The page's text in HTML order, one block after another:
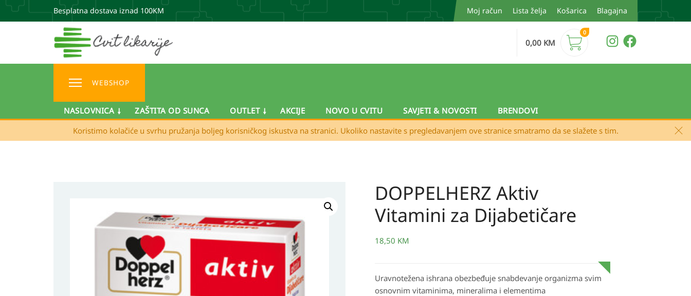
Besplatna dostava iznad 100KM Moj račun Lista želja Košarica Blagajna
0,00 KM
0
WEBSHOP
NASLOVNICA ZAŠTITA OD SUNCA OUTLET AKCIJE NOVO U CVITU SAVJETI & NOVOSTI
BRENDOVI
Koristimo kolačiće u svrhu pružanja boljeg korisničkog iskustva na stranici. Ukoliko nastavite s pregledavanjem ove stranice smatramo da se slažete s tim.
DOPPELHERZ Aktiv
Vitamini za Dijabetičare
18,50 KM
Uravnotežena ishrana obezbeđuje snabdevanje organizma svim
osnovnim vitaminima, mineralima i elementima
DOPPELHERZ
Vitamini
Dijabetičare